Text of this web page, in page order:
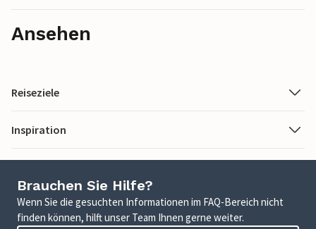
Ansehen
Reiseziele
Inspiration
Brauchen Sie Hilfe?
Wenn Sie die gesuchten Informationen im FAQ-Bereich nicht
finden können, hilft unser Team Ihnen gerne weiter.